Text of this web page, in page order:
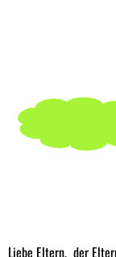
Liebe Eltern, der